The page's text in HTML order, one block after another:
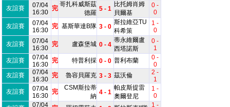
友誼賽
07/04
16:30
完
哥扎科威斯茲
德羅
5 - 1
比托姆肖姆
貝爾基
0 -
0
友誼賽
07/04
16:30
完 基斯華達B隊 3 - 0
斯拉維亞TU
科希策
1 -
0
友誼賽
07/04
16:30
完 盧森堡城 0 - 4
蒂永維爾盧
西塔諾斯
0 -
1
友誼賽
07/04
16:30
完 特普利採 0 - 0 普利布蘭
0 -
0
友誼賽
07/04
16:30
完 魯容貝羅克 3 - 3 茲沃倫
2 -
1
友誼賽
07/04
16:30
完
CSM斯拉蒂
納
4 - 1
帕皮斯提雷
奧爾登尼
1 -
0
07/04
1 -